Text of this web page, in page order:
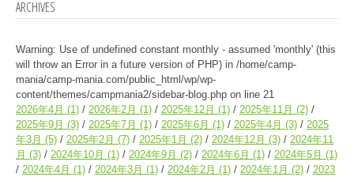
ARCHIVES
Warning: Use of undefined constant monthly - assumed 'monthly' (this
will throw an Error in a future version of PHP) in /home/camp-
mania/camp-mania.com/public_html/wp/wp-
content/themes/campmania2/sidebar-blog.php on line 21
2026年4月 (1) 2026年2月 (1) 2025年12月 (1) 2025年11月 (2)
2025年9月 (3) 2025年7月 (1) 2025年6月 (1) 2025年4月 (3)
2025
年3月 (5) 2025年2月 (7) 2025年1月 (2) 2024年12月 (3)
2024年11
月 (3) 2024年10月 (1) 2024年9月 (2) 2024年6月 (1) 2024年5月 (1)
2024年4月 (1) 2024年3月 (1) 2024年2月 (1) 2024年1月 (2)
2023